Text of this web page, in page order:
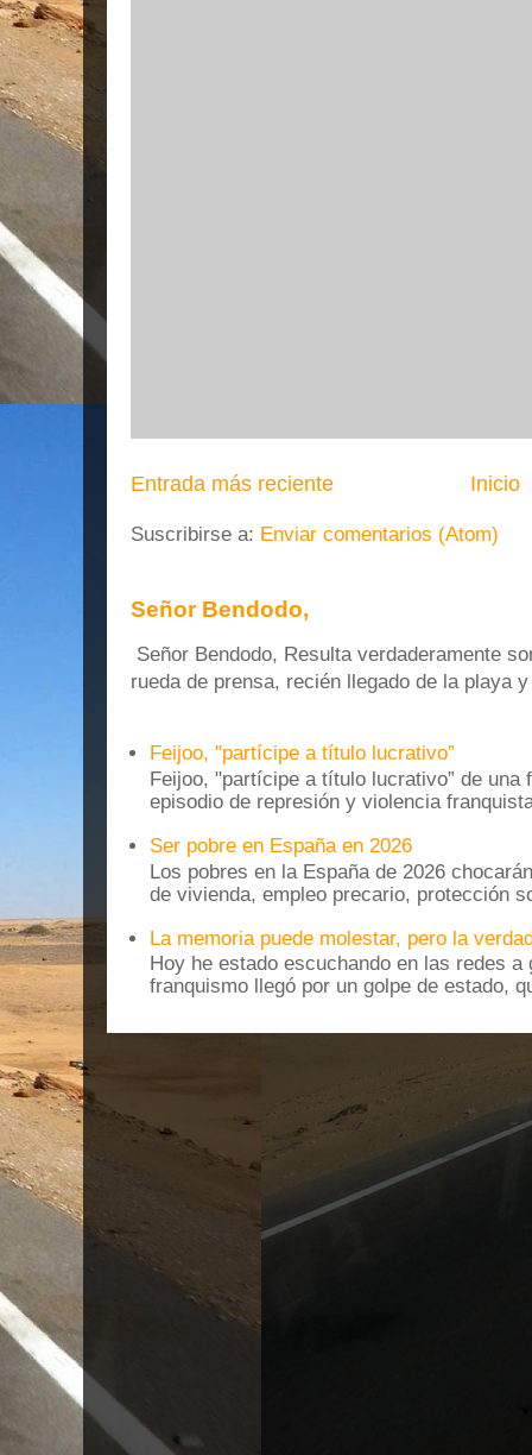
Entrada más reciente Inicio
Suscribirse a: Enviar comentarios (Atom)
Señor Bendodo,
Señor Bendodo, Resulta verdaderamente
rueda de prensa, recién llegado de la playa
Feijoo, "partícipe a título lucrativo”
Feijoo, "partícipe a título lucrativo” de una
episodio de represión y violencia
Ser pobre en España en 2026
Los pobres en la España de 2026
de vivienda, empleo precario, protección
La memoria puede molestar, pero la
Hoy he estado escuchando en las redes
franquismo llegó por un golpe de estado,